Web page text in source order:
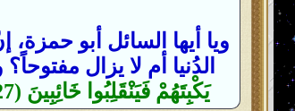
ويا أيها السائل أبو
الدُنيا أم لا يزال
يَكْبِتَهُمْ فَيَنْقَلِبُوا خَائِبِينَ (127) لَيْسَ لَكَ مِنَ الْأَمْرِ شَيْءٌ أَوْ يَتُوبَ عَلَيْهِمْ أَوْ يُعَذِّبَهُمْ فَإِنَّهُمْ ظَالِمُونَ (128)}